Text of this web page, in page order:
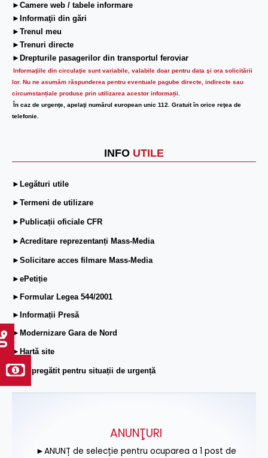
►Camere web / tabele informare
►Informaţii din gări
►Trenul meu
►Trenuri directe
►Drepturile pasagerilor din transportul feroviar
Informaţiile din circulaţie sunt variabile, valabile doar pentru data şi ora solicitării
lor. Nu ne asumăm răspunderea pentru eventuale pagube directe, indirecte sau
circumstanțiale produse prin utilizarea acestor informații.
În caz de urgenţe, apelaţi numărul european unic 112. Gratuit în orice reţea de
telefonie.
INFO UTILE
►Legături utile
►Termeni de utilizare
►Publicații oficiale CFR
►Acreditare reprezentanți Mass-Media
►Solicitare acces filmare Mass-Media
►ePetiție
►Formular Legea 544/2001
►Informații Presă
►Modernizare Gara de Nord
►Hartă site
►Fii pregătit pentru situații de urgență
ANUNŢURI
►ANUNȚ de selecție pentru ocuparea a 1 post de